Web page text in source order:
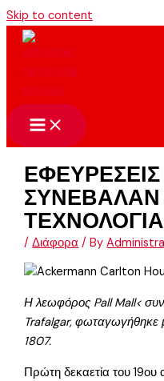
Skip to content
ΣΥΝΕΒΑΛΑΝ
/Διάφορα / By
Η λεωφόρος Pall Mall<
Trafalgar, φωταγωγήθηκε
1807.
Πρώτη δεκαετία του 19ου